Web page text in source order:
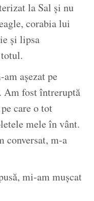
la Sal și nu
corabia lui
și lipsa
așezat pe
Am fost întreruptă
care o tot
mele în vânt.
conversat, m-a
mi-am mușcat